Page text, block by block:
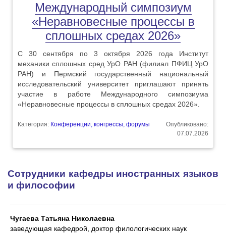
Международный симпозиум
«Неравновесные процессы в
сплошных средах 2026»
С 30 сентября по 3 октября 2026 года Институт
механики сплошных сред УрО РАН (филиал ПФИЦ УрО
РАН) и Пермский государственный национальный
исследовательский университет приглашают принять
участие в работе Международного симпозиума
«Неравновесные процессы в сплошных средах 2026».
Категория: Конференции, конгрессы, форумы
Опубликовано:
07.07.2026
Сотрудники кафедры иностранных языков
и философии
Чугаева Татьяна Николаевна
заведующая кафедрой, доктор филологических наук